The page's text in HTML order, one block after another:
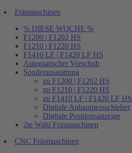
Fräsmaschinen
% DIESE WOCHE %
F1200 | F1202 HS
F1210 | F1220 HS
F1410 LF | F1420 LF HS
Automatischer Vorschub
Sonderausstattung
zu F1200 | F1202 HS
zu F1210 | F1220 HS
zu F1410 LF | F1420 LF HS
Digitale Anbaumessschieber
Digitale Positionsanzeige
2te Wahl Fräsmaschinen
CNC Fräsmaschinen